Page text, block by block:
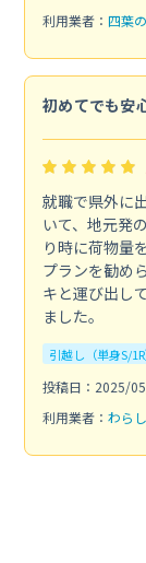
利用業者： 四葉
初めてでも安
就職で県外に
いて、地元発
り時に荷物量
プランを勧め
キと運び出し
ました。
引越し（単身S/1R
投稿日：2025/
利用業者： わら